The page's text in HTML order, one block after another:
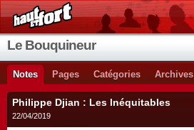
Le Bouquineur
Notes Pages Catégories Archives
Philippe Djian : Les Inéquitables
22/04/2019